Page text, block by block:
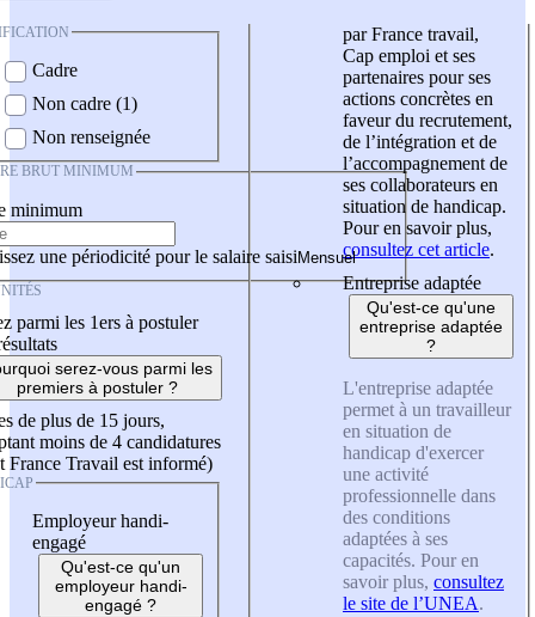
Cadre
Non cadre (1)
Non renseignée
BRUT MINIMUM
minimum
une périodicité pour le salaire saisi
parmi les 1ers à postuler
serez-vous parmi les
premiers à postuler ?
de plus de 15 jours,
moins de 4 candidatures
France Travail est informé)
Employeur handi-
engagé
Qu'est-ce qu'un
employeur handi-
engagé ?
par France travail,
Cap emploi et ses
partenaires pour ses
actions concrètes en
faveur du recrutement,
de l’intégration et de
l’accompagnement de
ses collaborateurs en
situation de handicap.
Pour en savoir plus,
consultez cet article.
Entreprise adaptée
Qu'est-ce qu'une
entreprise adaptée
?
L'entreprise adaptée
permet à un travailleur
en situation de
handicap d'exercer
une activité
professionnelle dans
des conditions
adaptées à ses
capacités. Pour en
savoir plus, consultez
le site de l’UNEA.